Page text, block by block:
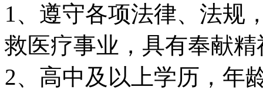
1、遵守各项法律、法规
救医疗事业，具有奉献精
2、高中及以上学历，年